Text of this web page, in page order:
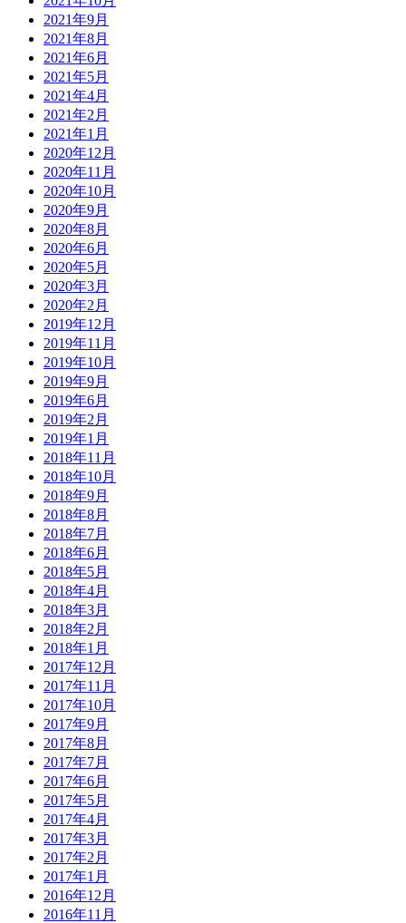
2021年9月
2021年8月
2021年6月
2021年5月
2021年4月
2021年2月
2021年1月
2020年12月
2020年11月
2020年10月
2020年9月
2020年8月
2020年6月
2020年5月
2020年3月
2020年2月
2019年12月
2019年11月
2019年10月
2019年9月
2019年6月
2019年2月
2019年1月
2018年11月
2018年10月
2018年9月
2018年8月
2018年7月
2018年6月
2018年5月
2018年4月
2018年3月
2018年2月
2018年1月
2017年12月
2017年11月
2017年10月
2017年9月
2017年8月
2017年7月
2017年6月
2017年5月
2017年4月
2017年3月
2017年2月
2017年1月
2016年12月
2016年11月